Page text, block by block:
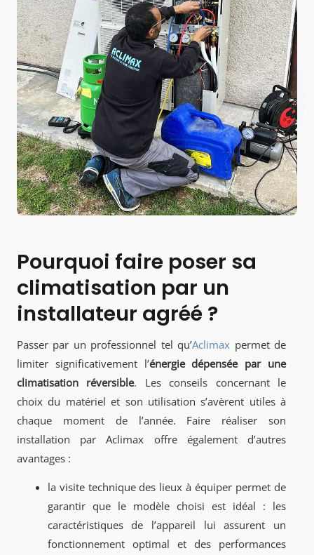
Pourquoi faire poser sa
climatisation par un
installateur agréé ?
Passer par un professionnel tel qu’Aclimax permet de
limiter significativement l’énergie dépensée par une
climatisation réversible. Les conseils concernant le
choix du matériel et son utilisation s’avèrent utiles à
chaque moment de l’année. Faire réaliser son
installation par Aclimax offre également d’autres
avantages :
la visite technique des lieux à équiper permet de
garantir que le modèle choisi est idéal : les
caractéristiques de l’appareil lui assurent un
fonctionnement optimal et des performances